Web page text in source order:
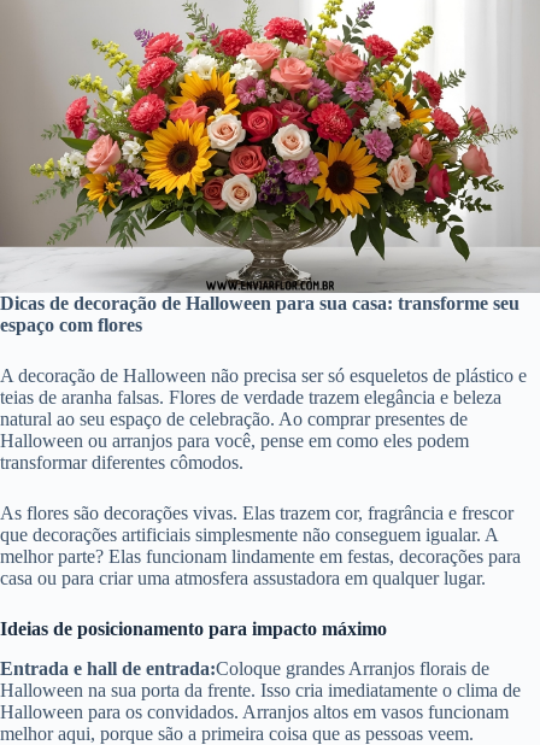
Dicas de decoração de Halloween para sua casa: transforme seu
espaço com flores
A decoração de Halloween não precisa ser só esqueletos de plástico e
teias de aranha falsas. Flores de verdade trazem elegância e beleza
natural ao seu espaço de celebração. Ao comprar presentes de
Halloween ou arranjos para você, pense em como eles podem
transformar diferentes cômodos.
As flores são decorações vivas. Elas trazem cor, fragrância e frescor
que decorações artificiais simplesmente não conseguem igualar. A
melhor parte? Elas funcionam lindamente em festas, decorações para
casa ou para criar uma atmosfera assustadora em qualquer lugar.
Ideias de posicionamento para impacto máximo
Entrada e hall de entrada:Coloque grandes Arranjos florais de
Halloween na sua porta da frente. Isso cria imediatamente o clima de
Halloween para os convidados. Arranjos altos em vasos funcionam
melhor aqui, porque são a primeira coisa que as pessoas veem.